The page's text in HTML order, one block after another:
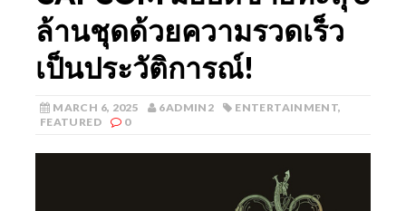
ล้านชุดด้วยความรวดเร็ว
เป็นประวัติการณ์!
MARCH 6, 2025 6ADMIN2 ENTERTAINMENT,
FEATURED
0